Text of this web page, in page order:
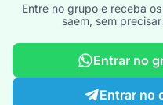
Entre no grupo e receba
saem, sem
Entrar no
Entrar no